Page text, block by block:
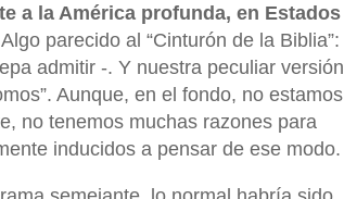
a la América profunda, en Estados
parecido al “Cinturón de la Biblia”:
admitir -. Y nuestra peculiar versión
Aunque, en el fondo, no estamos
no tenemos muchas razones para
inducidos a pensar de ese modo.